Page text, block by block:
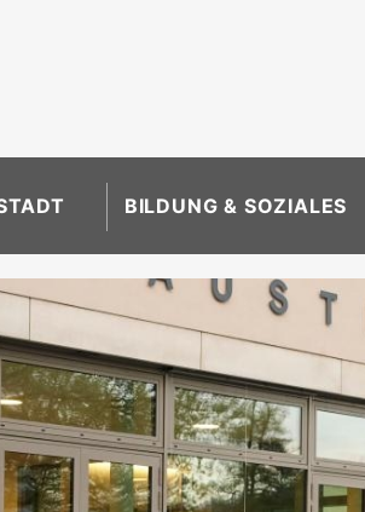
BILDUNG & SOZIALES